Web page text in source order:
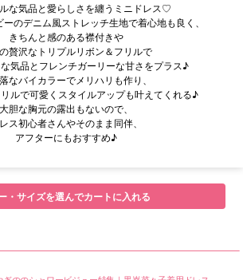
な気品と愛らしさを纏うミニドレス♡
のデニム風ストレッチ生地で着心地も良く、
きちんと感のある襟付きや
贅沢なトリプルリボン＆フリルで
気品とフレンチガーリーな甘さをプラス♪
なバイカラーでメリハリも作り、
ルで可愛くスタイルアップも叶えてくれる♪
大胆な胸元の露出もないので、
ス初心者さんやそのまま同伴、
アフターにもおすすめ♪
・サイズを選んでカートに入れる